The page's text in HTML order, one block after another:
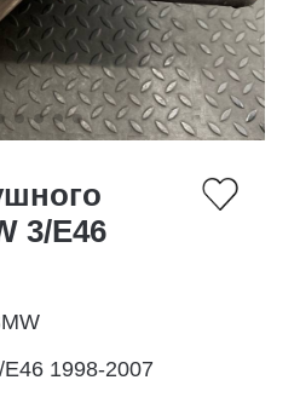
3/E46
E46 1998-2007